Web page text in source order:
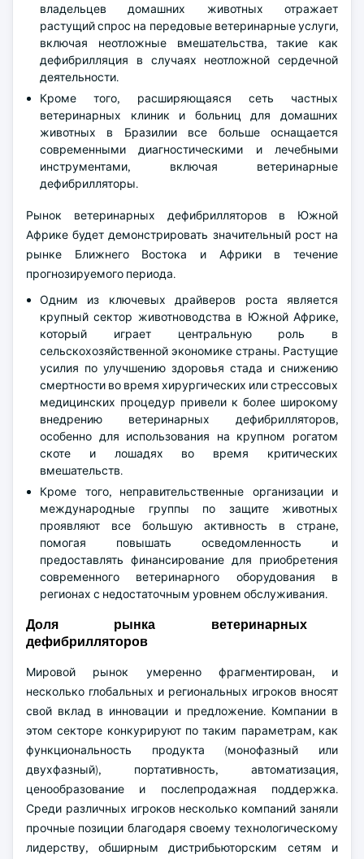
владельцев домашних животных отражает
растущий спрос на передовые ветеринарные услуги,
включая неотложные вмешательства, такие как
дефибрилляция в случаях неотложной сердечной
деятельности.
Кроме того, расширяющаяся сеть частных
ветеринарных клиник и больниц для домашних
животных в Бразилии все больше оснащается
современными диагностическими и лечебными
инструментами, включая ветеринарные
дефибрилляторы.
Рынок ветеринарных дефибрилляторов в Южной
Африке будет демонстрировать значительный рост на
рынке Ближнего Востока и Африки в течение
прогнозируемого периода.
Одним из ключевых драйверов роста является
крупный сектор животноводства в Южной Африке,
который играет центральную роль в
сельскохозяйственной экономике страны. Растущие
усилия по улучшению здоровья стада и снижению
смертности во время хирургических или стрессовых
медицинских процедур привели к более широкому
внедрению ветеринарных дефибрилляторов,
особенно для использования на крупном рогатом
скоте и лошадях во время критических
вмешательств.
Кроме того, неправительственные организации и
международные группы по защите животных
проявляют все большую активность в стране,
помогая повышать осведомленность и
предоставлять финансирование для приобретения
современного ветеринарного оборудования в
регионах с недостаточным уровнем обслуживания.
Доля рынка ветеринарных
дефибрилляторов
Мировой рынок умеренно фрагментирован, и
несколько глобальных и региональных игроков вносят
свой вклад в инновации и предложение. Компании в
этом секторе конкурируют по таким параметрам, как
функциональность продукта (монофазный или
двухфазный), портативность, автоматизация,
ценообразование и послепродажная поддержка.
Среди различных игроков несколько компаний заняли
прочные позиции благодаря своему технологическому
лидерству, обширным дистрибьюторским сетям и